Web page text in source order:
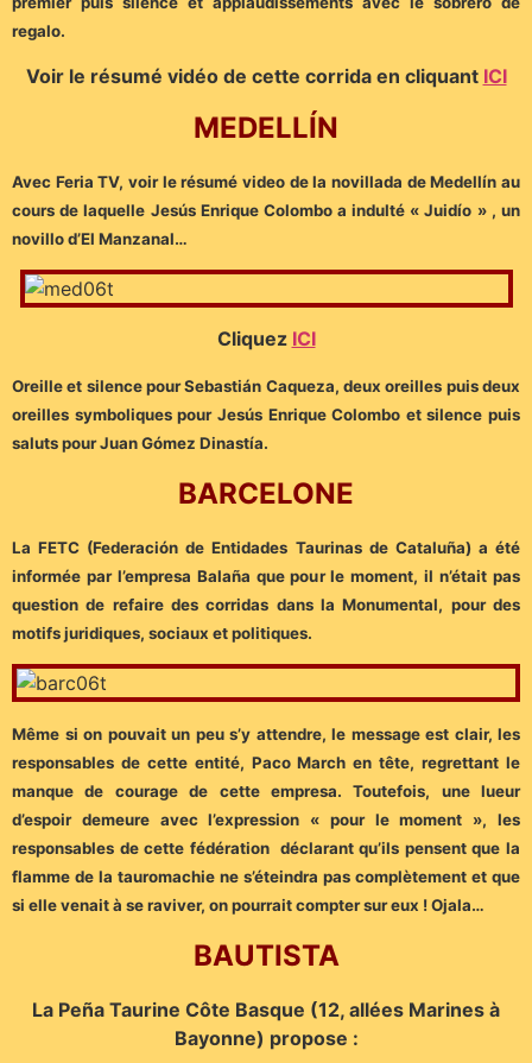
regalo.
Voir le résumé vidéo de cette corrida en cliquant ICI
MEDELLÍN
Avec Feria TV, voir le résumé video de la novillada de Medellín au
cours de laquelle Jesús Enrique Colombo a indulté « Juidío » , un
novillo d’El Manzanal…
Cliquez ICI
Oreille et silence pour Sebastián Caqueza, deux oreilles puis deux
oreilles symboliques pour Jesús Enrique Colombo et silence puis
saluts pour Juan Gómez Dinastía.
BARCELONE
La FETC (Federación de Entidades Taurinas de Cataluña) a été
informée par l’empresa Balaña que pour le moment, il n’était pas
question de refaire des corridas dans la Monumental, pour des
motifs juridiques, sociaux et politiques.
Même si on pouvait un peu s’y attendre, le message est clair, les
responsables de cette entité, Paco March en tête, regrettant le
manque de courage de cette empresa. Toutefois, une lueur
d’espoir demeure avec l’expression « pour le moment », les
responsables de cette fédération déclarant qu’ils pensent que la
flamme de la tauromachie ne s’éteindra pas complètement et que
si elle venait à se raviver, on pourrait compter sur eux ! Ojala…
BAUTISTA
La Peña Taurine Côte Basque (12, allées Marines à
Bayonne) propose :